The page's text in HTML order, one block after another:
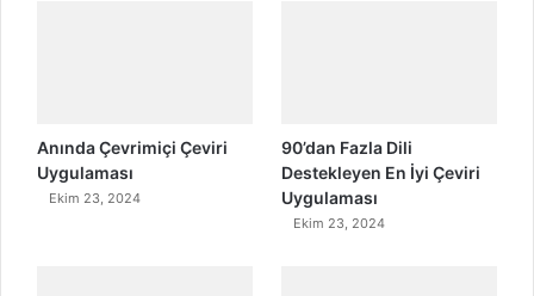
Anında Çevrimiçi Çeviri
Uygulaması
Ekim 23, 2024
90’dan Fazla Dili
Destekleyen En İyi Çeviri
Uygulaması
Ekim 23, 2024